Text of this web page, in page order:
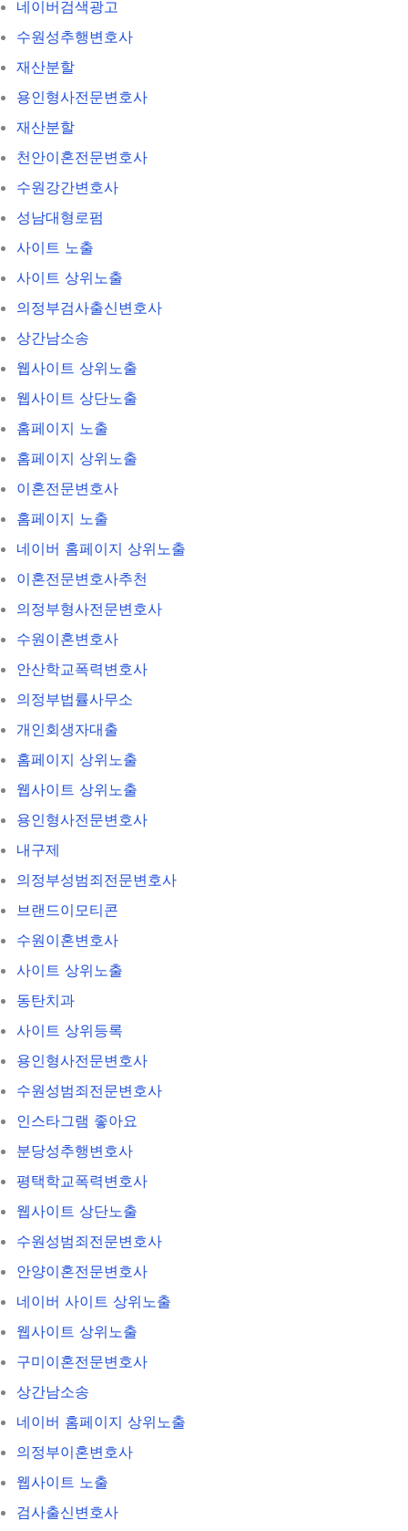
네이버검색광고
수원성추행변호사
재산분할
용인형사전문변호사
재산분할
천안이혼전문변호사
수원강간변호사
성남대형로펌
사이트 노출
사이트 상위노출
의정부검사출신변호사
상간남소송
웹사이트 상위노출
웹사이트 상단노출
홈페이지 노출
홈페이지 상위노출
이혼전문변호사
홈페이지 노출
네이버 홈페이지 상위노출
이혼전문변호사추천
의정부형사전문변호사
수원이혼변호사
안산학교폭력변호사
의정부법률사무소
개인회생자대출
홈페이지 상위노출
웹사이트 상위노출
용인형사전문변호사
내구제
의정부성범죄전문변호사
브랜드이모티콘
수원이혼변호사
사이트 상위노출
동탄치과
사이트 상위등록
용인형사전문변호사
수원성범죄전문변호사
인스타그램 좋아요
분당성추행변호사
평택학교폭력변호사
웹사이트 상단노출
수원성범죄전문변호사
안양이혼전문변호사
네이버 사이트 상위노출
웹사이트 상위노출
구미이혼전문변호사
상간남소송
네이버 홈페이지 상위노출
의정부이혼변호사
웹사이트 노출
검사출신변호사